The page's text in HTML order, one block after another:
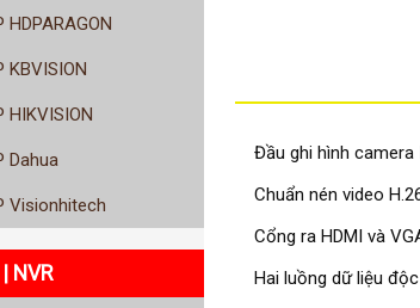
HDPARAGON
KBVISION
HIKVISION
Dahua
Visionhitech
NVR
Đầu ghi hình camera
Chuẩn nén video
Cổng ra HDMI và
Hai luồng dữ liệu